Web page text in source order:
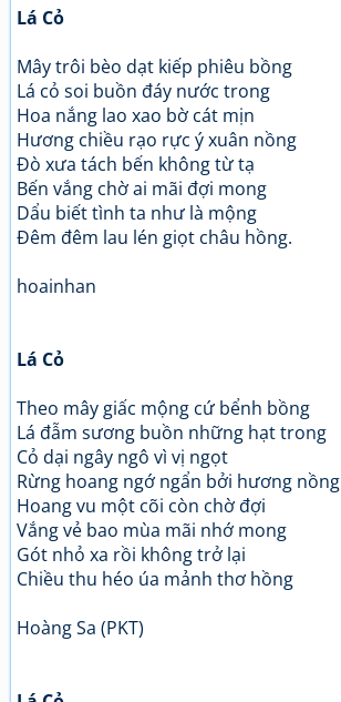
Lá Cỏ
Mây trôi bèo dạt kiếp phiêu bồng
Lá cỏ soi buồn đáy nước trong
Hoa nắng lao xao bờ cát mịn
Hương chiều rạo rực ý xuân nồng
Đò xưa tách bến không từ tạ
Bến vắng chờ ai mãi đợi mong
Dẩu biết tình ta như là mộng
Đêm đêm lau lén giọt châu hồng.
hoainhan
Lá Cỏ
Theo mây giấc mộng cứ bểnh bồng
Lá đẫm sương buồn những hạt trong
Cỏ dại ngây ngô vì vị ngọt
Rừng hoang ngớ ngẩn bởi hương nồng
Hoang vu một cõi còn chờ đợi
Vắng vẻ bao mùa mãi nhớ mong
Gót nhỏ xa rồi không trở lại
Chiều thu héo úa mảnh thơ hồng
Hoàng Sa (PKT)